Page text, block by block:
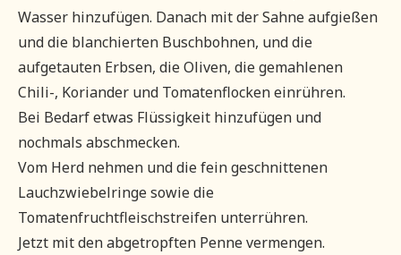
Wasser hinzufügen. Danach mit der Sahne aufgießen
und die blanchierten Buschbohnen, und die
aufgetauten Erbsen, die Oliven, die gemahlenen
Chili-, Koriander und Tomatenflocken einrühren.
Bei Bedarf etwas Flüssigkeit hinzufügen und
nochmals abschmecken.
Vom Herd nehmen und die fein geschnittenen
Lauchzwiebelringe sowie die
Tomatenfruchtfleischstreifen unterrühren.
Jetzt mit den abgetropften Penne vermengen.